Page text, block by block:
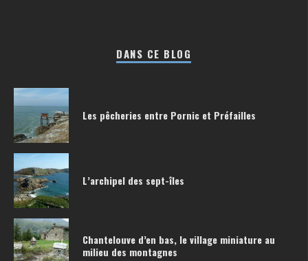
DANS CE BLOG
Les pêcheries entre Pornic et Préfailles
L’archipel des sept-îles
Chantelouve d’en bas, le village miniature au
milieu des montagnes